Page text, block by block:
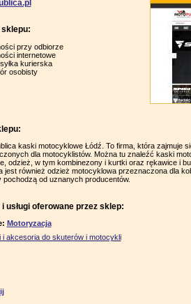
przy odbiorze
internetowe
kurierska
osobisty
kaski motocyklowe Łódź. To firma, która zajmuje
dla motocyklistów. Można tu znaleźć kaski
odzież, w tym kombinezony i kurtki oraz rękawice i
jest również odzież motocyklowa przeznaczona dla
pochodzą od uznanych producentów.
i usługi oferowane przez sklep:
Motoryzacja
i akcesoria do skuterów i motocykli